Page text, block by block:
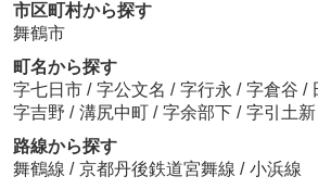
市区町村から探す
舞鶴市
町名から探す
字七日市 / 字公文名 / 字行永 / 字倉谷 /
字吉野 / 溝尻中町 / 字余部下 / 字引土新
路線から探す
舞鶴線 / 京都丹後鉄道宮舞線 / 小浜線